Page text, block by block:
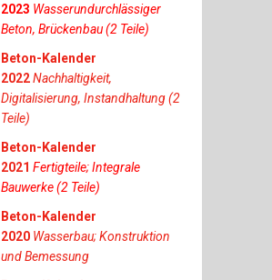
2023 Wasserundurchlässiger
Beton, Brückenbau (2 Teile)
Beton-Kalender
2022Nachhaltigkeit,
Digitalisierung, Instandhaltung (2
Teile)
Beton-Kalender
2021Fertigteile; Integrale
Bauwerke (2 Teile)
Beton-Kalender
2020 Wasserbau; Konstruktion
und Bemessung